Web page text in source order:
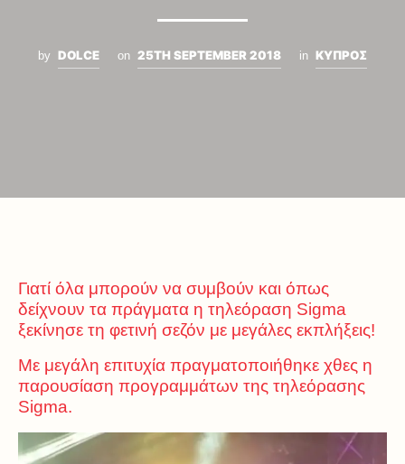
by DOLCE on 25TH SEPTEMBER 2018 in ΚΥΠΡΟΣ
Γιατί όλα μπορούν να συμβούν και όπως
δείχνουν τα πράγματα η τηλεόραση Sigma
ξεκίνησε τη φετινή σεζόν με μεγάλες εκπλήξεις!
Με μεγάλη επιτυχία πραγματοποιήθηκε χθες η
παρουσίαση προγραμμάτων της τηλεόρασης
Sigma.